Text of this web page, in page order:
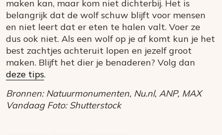
maken kan, maar kom niet dichterbij. Het is
belangrijk dat de wolf schuw blijft voor mensen
en niet leert dat er eten te halen valt. Voer ze
dus ook niet. Als een wolf op je af komt kun je het
best zachtjes achteruit lopen en jezelf groot
maken. Blijft het dier je benaderen? Volg dan
deze tips.
Bronnen: Natuurmonumenten, Nu.nl, ANP, MAX
Vandaag Foto: Shutterstock